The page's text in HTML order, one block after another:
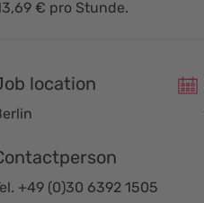
€ pro Stunde.
location
+49 (0)30 6392 1505